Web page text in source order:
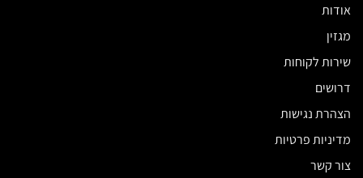
אודות
מגזין
שירות לקוחות
דרושים
הצהרת נגישות
מדיניות פרטיות
צור קשר